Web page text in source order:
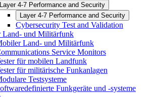
Layer 4-7 Performance and Security
Layer 4-7 Performance and Security
Cybersecurity Test and Validation
Land- und Militärfunk
Land- und Militärfunk
Service Monitors
für mobilen Landfunk
für militärische Funkanlagen
Testsysteme
Funkgeräte und -systeme